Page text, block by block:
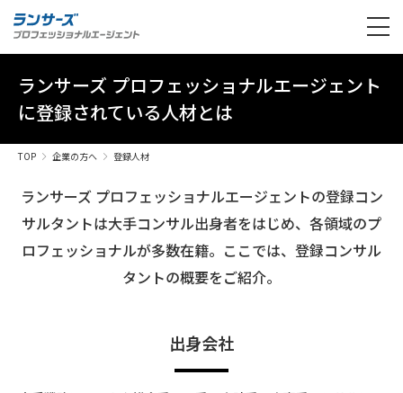
ランサーズ プロフェッショナルエージェント
に登録されている人材とは
TOP 企業の方へ 登録人材
ランサーズ プロフェッショナルエージェントの登録コン
サルタントは大手コンサル出身者をはじめ、 各領域のプ
ロフェッショナルが多数在籍。ここでは、登録コンサル
タントの概要をご紹介。
出身会社